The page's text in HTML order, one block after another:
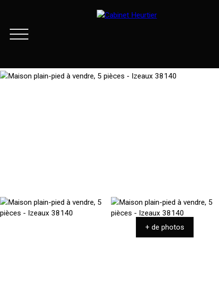
+ de photos